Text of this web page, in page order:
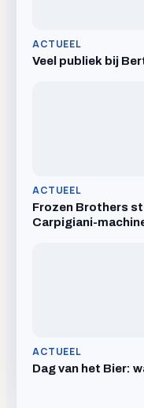
ACTUEEL
Veel publiek bij
ACTUEEL
Frozen Brothers
Carpigiani-
ACTUEEL
Dag van het Bier: